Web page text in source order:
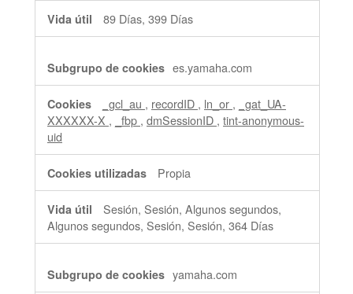
89 Días, 399 Días
es.yamaha.com
_gcl_au , recordID , ln_or ,
_gat_UA-
XXXXXX-X , _fbp , dmSessionID , tint-anonymous-
uid
Propia
Sesión, Sesión, Algunos segundos,
Algunos segundos, Sesión, Sesión, 364 Días
yamaha.com